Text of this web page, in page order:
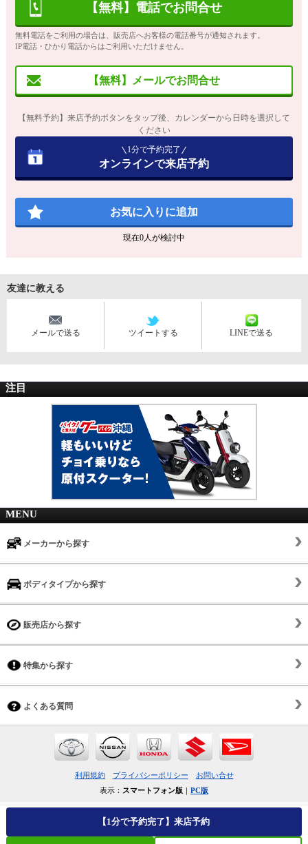
【無料】電話でお問合せ
無料電話をご利用の場合は、販売店へお客様の電話番号が通知されます。
IP電話・ひかり電話からはご利用いただけません。
【無料】メールでお問合せ
【無料予約】来店予約ボタンをタップ後、カレンダーから日時を選択して
ください
1分で予約完了
オンラインで来店予約
お気に入りに追加
現在0人が検討中
友達に教える
メールで送る ツイートする LINEで送る
【1分で予約完了】来店予約
注目
MENU
メーカーから探す
ボディタイプから探す
販売店から探す
特集から探す
よくある質問
利用規約 プライバシーポリシー
お問い合せ
表示： スマートフォン版 PC版